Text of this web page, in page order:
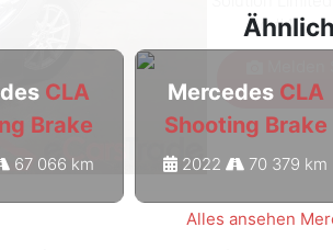
CLA
Brake
67 066 km
Mercedes CLA
Shooting Brake
2022 70 379 km
Alles ansehen
Melden